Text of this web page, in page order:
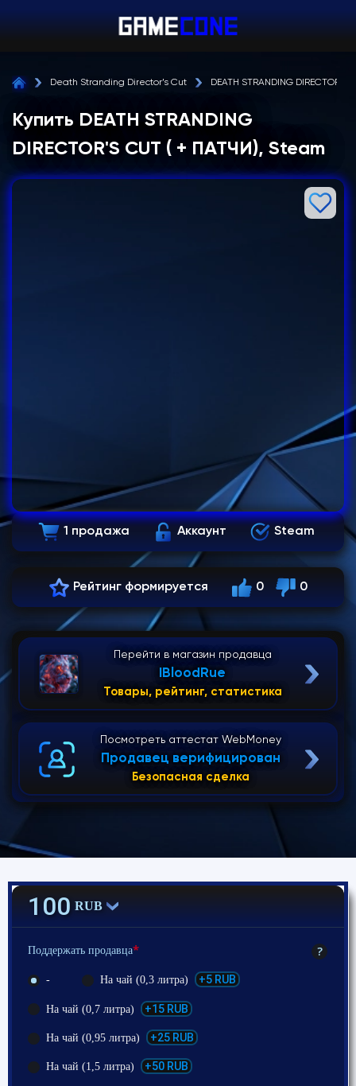
Death Stranding Director’s Cut DEATH STRANDING
Купить DEATH STRANDING
DIRECTOR'S CUT ( + ПАТЧИ), Steam
1 продажа Аккаунт Steam
Рейтинг формируется 0 0
Перейти в магазин продавца
IBloodRue
Товары, рейтинг, статистика
Посмотреть аттестат WebMoney
Продавец верифицирован
Безопасная сделка
100 RUB
Поддержать продавца* ?
- На чай (0,3 литра) +5 RUB
На чай (0,7 литра) +15 RUB
На чай (0,95 литра) +25 RUB
На чай (1,5 литра) +50 RUB